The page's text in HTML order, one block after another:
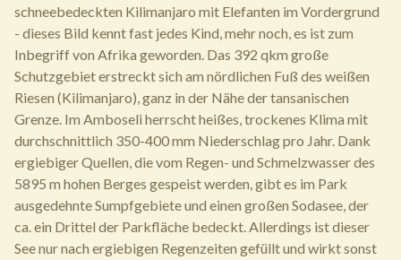
schneebedeckten Kilimanjaro mit Elefanten im Vordergrund
- dieses Bild kennt fast jedes Kind, mehr noch, es ist zum
Inbegriff von Afrika geworden. Das 392 qkm große
Schutzgebiet erstreckt sich am nördlichen Fuß des weißen
Riesen (Kilimanjaro), ganz in der Nähe der tansanischen
Grenze. Im Amboseli herrscht heißes, trockenes Klima mit
durchschnittlich 350-400 mm Niederschlag pro Jahr. Dank
ergiebiger Quellen, die vom Regen- und Schmelzwasser des
5895 m hohen Berges gespeist werden, gibt es im Park
ausgedehnte Sumpfgebiete und einen großen Sodasee, der
ca. ein Drittel der Parkfläche bedeckt. Allerdings ist dieser
See nur nach ergiebigen Regenzeiten gefüllt und wirkt sonst